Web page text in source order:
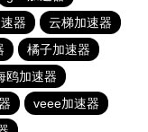
器
云梯加速器
橘子加速器
鸥加速器
veee加速器